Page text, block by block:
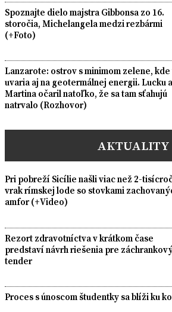
Spoznajte dielo majstra Gibbonsa zo 16.
storočia, Michelangela medzi rezbármi
(+Foto)
Lanzarote: ostrov s minimom zelene, kde
uvaria aj na geotermálnej energii. Lucku a
Martina očaril natoľko, že sa tam sťahujú
natrvalo (Rozhovor)
AKTUALITY
Pri pobreží Sicílie našli viac než 2-
vrak rímskej lode so stovkami
amfor (+Video)
Rezort zdravotníctva v krátkom čase
predstaví návrh riešenia pre
tender
Proces s únoscom študentky sa blíži ku